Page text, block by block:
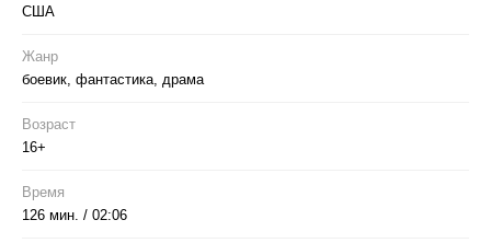
отчаянно пытаются попасть в число немногих избранных,
звездолета — «Энтерпрайз».
США
Жанр
боевик, фантастика, драма
Возраст
16+
Время
126 мин. / 02:06